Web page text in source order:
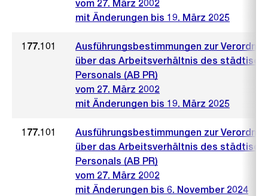
vom 27. März 2002
mit Änderungen bis 19. März 2025
177.101
Ausführungsbestimmungen zur
über das Arbeitsverhältnis des
Personals (AB PR)
vom 27. März 2002
mit Änderungen bis 19. März 2025
177.101
Ausführungsbestimmungen zur
über das Arbeitsverhältnis des
Personals (AB PR)
vom 27. März 2002
mit Änderungen bis 6. November 2024